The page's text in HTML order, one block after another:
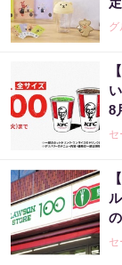
グ
8
セ
セ